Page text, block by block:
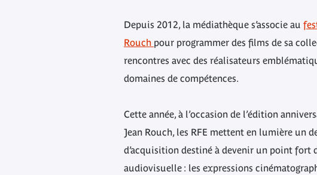
Depuis 2012, la médiathèque s’associe au
Rouch pour programmer des films de sa
rencontres avec des réalisateurs
domaines de compétences.
Cette année, à l’occasion de l’édition
Jean Rouch, les RFE mettent en lumière un
d’acquisition destiné à devenir un point fort
audiovisuelle : les expressions